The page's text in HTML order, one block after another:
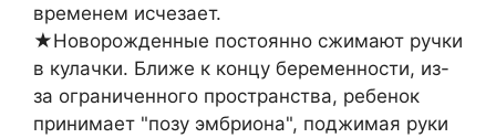
временем исчезает.
★Новорожденные постоянно сжимают ручки
в кулачки. Ближе к концу беременности, из-
за ограниченного пространства, ребенок
принимает "позу эмбриона", поджимая руки